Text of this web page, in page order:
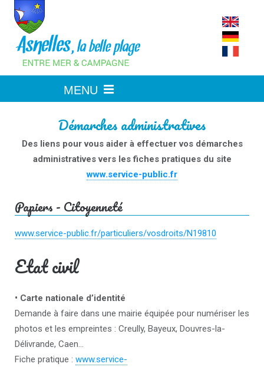
content
Démarches administratives
Des liens pour vous aider à effectuer vos démarches
administratives vers les fiches pratiques du site
www.service-public.fr
Papiers - Citoyenneté
www.service-public.fr/particuliers/vosdroits/N19810
Etat civil
• Carte nationale d’identité
Demande à faire dans une mairie équipée pour numériser les
photos et les empreintes : Creully, Bayeux, Douvres-la-
Délivrande, Caen…
Fiche pratique : www.service-